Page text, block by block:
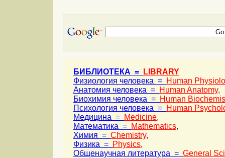
БИБЛИОТЕКА =
LIBRARY
Физиология человека = Human
Анатомия человека = Human Anatomy,
Биохимия человека = Human
Психология человека = Human
Медицина = Medicine,
Математика = Mathematics,
Химия = Chemistry,
Физика = Physics,
Общенаучная литература = General